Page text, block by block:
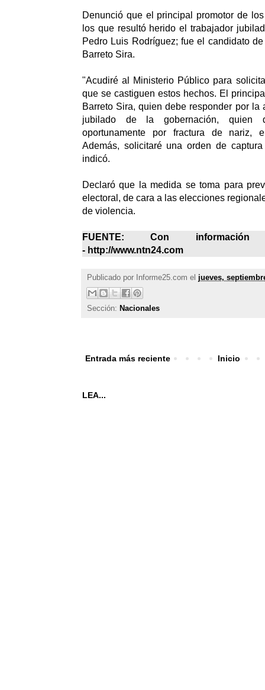
Denunció que el principal promotor de
los que resultó herido el trabajador
Pedro Luis Rodríguez; fue el candidato
Barreto Sira.
"Acudiré al Ministerio Público para
que se castiguen estos hechos. El
Barreto Sira, quien debe responder por la
jubilado de la gobernación, quien
oportunamente por fractura de nariz,
Además, solicitaré una orden de
indicó.
Declaró que la medida se toma para
electoral, de cara a las elecciones
de violencia.
FUENTE: Con
- http://www.ntn24.com
Publicado por Informe25.com el jueves,
Sección: Nacionales
Entrada más reciente Inicio
LEA...